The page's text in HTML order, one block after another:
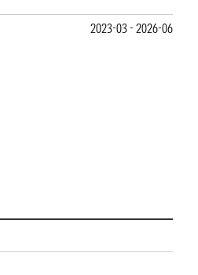
2023-03 - 2026-06